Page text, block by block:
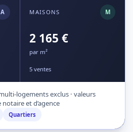
A MAISONS M
2 165 €
par m²
5 ventes
logements exclus · valeurs
et d’agence
Quartiers